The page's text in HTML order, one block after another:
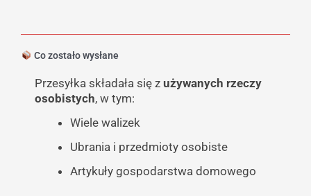
Co zostało wysłane
Przesyłka składała się z używanych rzeczy
osobistych, w tym:
Wiele walizek
Ubrania i przedmioty osobiste
Artykuły gospodarstwa domowego